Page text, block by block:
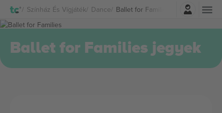
Színház És Vígjáték Dance Ballet for Families Jegyek
Belépés
Ballet for Families jegyek